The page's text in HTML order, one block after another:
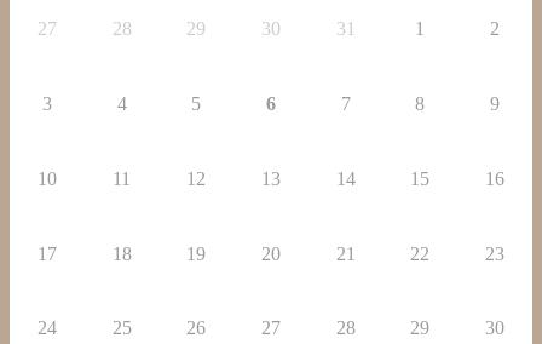
27 28 29 30 31 1 2
3 4 5 6 7 8 9
10 11 12 13 14 15 16
17 18 19 20 21 22 23
24 25 26 27 28 29 30